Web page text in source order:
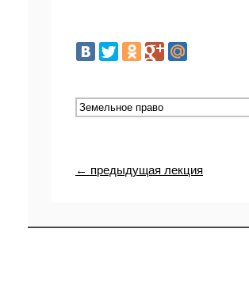
← предыдущая лекция